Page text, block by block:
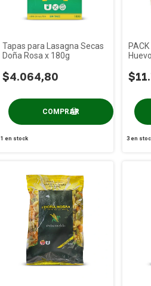
Tapas para Lasagna Secas
Doña Rosa x 180g
$4.064,80
1 en stock 3en